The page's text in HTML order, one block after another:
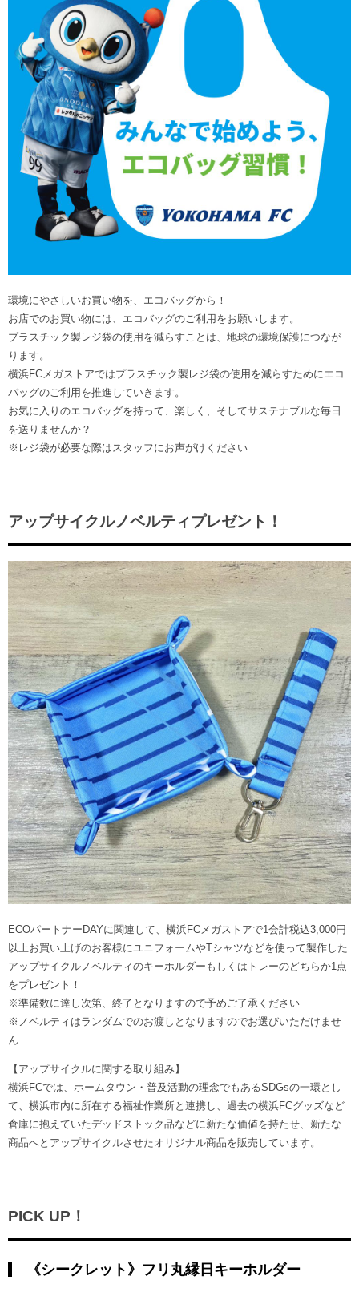
環境にやさしいお買い物を、エコバッグから！
お店でのお買い物には、エコバッグのご利用をお願いします。
プラスチック製レジ袋の使用を減らすことは、地球の環境保護につなが
ります。
横浜FCメガストアではプラスチック製レジ袋の使用を減らすためにエコ
バッグのご利用を推進していきます。
お気に入りのエコバッグを持って、楽しく、そしてサステナブルな毎日
を送りませんか？
※レジ袋が必要な際はスタッフにお声がけください
アップサイクルノベルティプレゼント！
ECOパートナーDAYに関連して、横浜FCメガストアで1会計税込3,000円
以上お買い上げのお客様にユニフォームやTシャツなどを使って製作した
アップサイクルノベルティのキーホルダーもしくはトレーのどちらか1点
をプレゼント！
※準備数に達し次第、終了となりますので予めご了承ください
※ノベルティはランダムでのお渡しとなりますのでお選びいただけませ
ん
【アップサイクルに関する取り組み】
横浜FCでは、ホームタウン・普及活動の理念でもあるSDGsの一環とし
て、横浜市内に所在する福祉作業所と連携し、過去の横浜FCグッズなど
倉庫に抱えていたデッドストック品などに新たな価値を持たせ、新たな
商品へとアップサイクルさせたオリジナル商品を販売しています。
PICK UP！
《シークレット》フリ丸縁日キーホルダー